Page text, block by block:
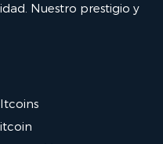
Nuestro prestigio y